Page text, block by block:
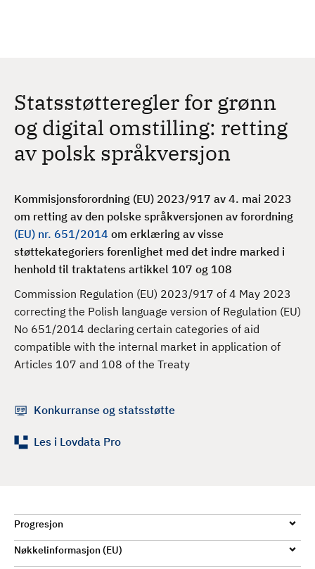
Statsstøtteregler for grønn
og digital omstilling: retting
av polsk språkversjon
Kommisjonsforordning (EU) 2023/917 av 4. mai 2023
om retting av den polske språkversjonen av forordning
(EU) nr. 651/2014 om erklæring av visse
støttekategoriers forenlighet med det indre marked i
henhold til traktatens artikkel 107 og 108
Commission Regulation (EU) 2023/917 of 4 May 2023
correcting the Polish language version of Regulation (EU)
No 651/2014 declaring certain categories of aid
compatible with the internal market in application of
Articles 107 and 108 of the Treaty
Konkurranse og statsstøtte
Les i Lovdata Pro
Progresjon
Nøkkelinformasjon (EU)